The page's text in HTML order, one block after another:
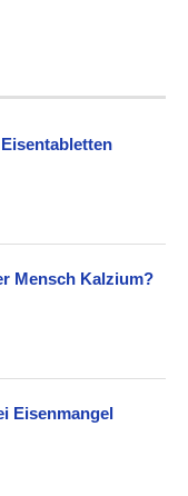
Mensch Kalzium?
Eisenmangel